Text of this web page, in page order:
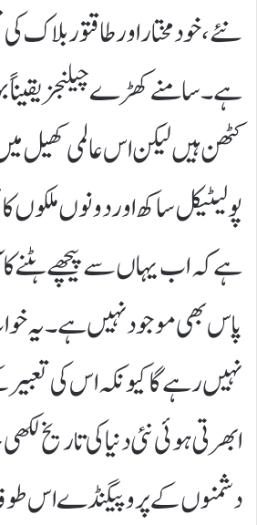
نئے، خود مختار اور طاقتور بلاک
ہے۔ سامنے کھڑے چیلنجز
کٹھن ہیں لیکن اس عالمی کھیل
پولیٹیکل ساکھ اور دونوں ملکوں
ہے کہ اب یہاں سے پیچھے ہٹنے
پاس بھی موجود نہیں ہے۔ یہ
نہیں رہے گا کیونکہ اس کی
ابھرتی ہوئی نئی دنیا کی تاریخ
دشمنوں کے پروپیگنڈے اس